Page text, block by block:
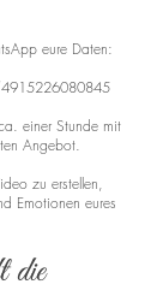
eure Daten:
einer Stunde mit
Angebot.
zu erstellen,
Emotionen eures